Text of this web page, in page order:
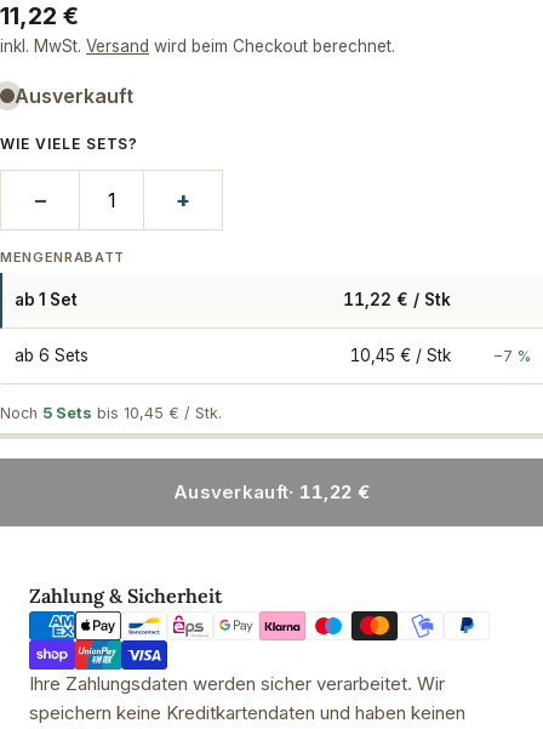
Regulärer
Preis
11,22 €
inkl. MwSt. Versand wird beim Checkout berechnet.
Ausverkauft
WIE VIELE SETS?
− +
MENGENRABATT
ab 1 Set 11,22 € / Stk
ab 6 Sets 10,45 € / Stk −7 %
Noch 5 Sets bis 10,45 € / Stk.
Ausverkauft· 11,22 €
Zahlung & Sicherheit
Zahlungsmethoden
Ihre Zahlungsdaten werden sicher verarbeitet. Wir
speichern keine Kreditkartendaten und haben keinen